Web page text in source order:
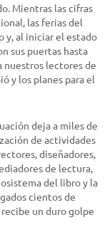
Mientras las cifras
las ferias del
y, al iniciar el estado
sus puertas hasta
nuestros lectores de
y los planes para el
deja a miles de
de actividades
diseñadores,
de lectura,
del libro y la
cientos de
un duro golpe